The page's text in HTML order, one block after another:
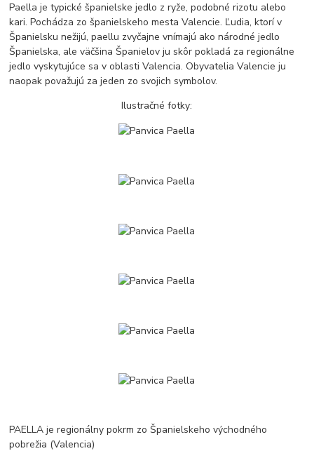
Paella je typické španielske jedlo z ryže, podobné rizotu alebo
kari. Pochádza zo španielskeho mesta Valencie. Ľudia, ktorí v
Španielsku nežijú, paellu zvyčajne vnímajú ako národné jedlo
Španielska, ale väčšina Španielov ju skôr pokladá za regionálne
jedlo vyskytujúce sa v oblasti Valencia. Obyvatelia Valencie ju
naopak považujú za jeden zo svojich symbolov.
Ilustračné fotky:
PAELLA je regionálny pokrm zo Španielskeho východného
pobrežia (Valencia)